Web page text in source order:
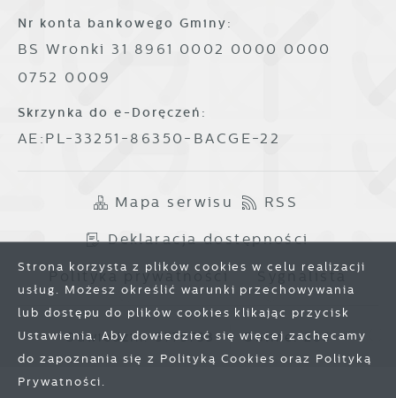
Nr konta bankowego Gminy:
BS Wronki 31 8961 0002 0000 0000
0752 0009
Skrzynka do e-Doręczeń:
AE:PL-33251-86350-BACGE-22
Mapa serwisu RSS
Deklaracja dostępności
Polityka prywatności
Odwiedzin: 3775733 Online: 286
Strona korzysta z plików cookies w celu realizacji
usług. Możesz określić warunki przechowywania
lub dostępu do plików cookies klikając przycisk
Ustawienia. Aby dowiedzieć się więcej zachęcamy
do zapoznania się z Polityką Cookies oraz Polityką
Prywatności.